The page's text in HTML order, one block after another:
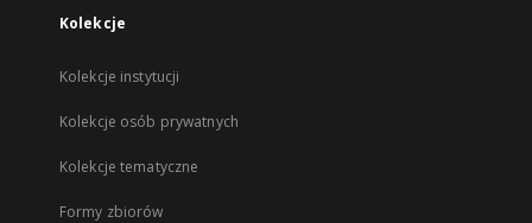
Kolekcje
Kolekcje instytucji
Kolekcje osób prywatnych
Kolekcje tematyczne
Formy zbiorów